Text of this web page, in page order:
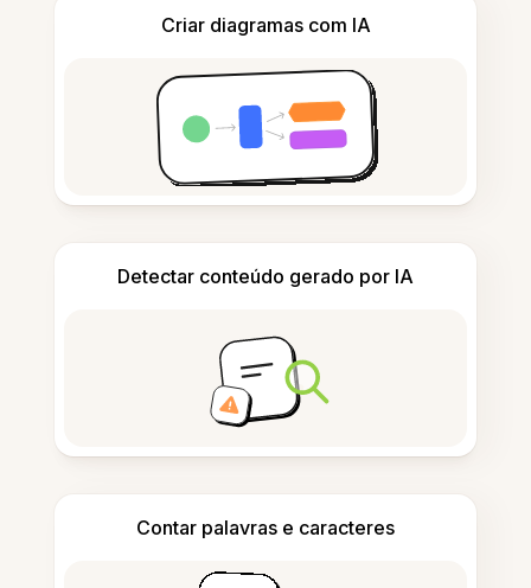
Criar diagramas com IA
Detectar conteúdo gerado por IA
Contar palavras e caracteres